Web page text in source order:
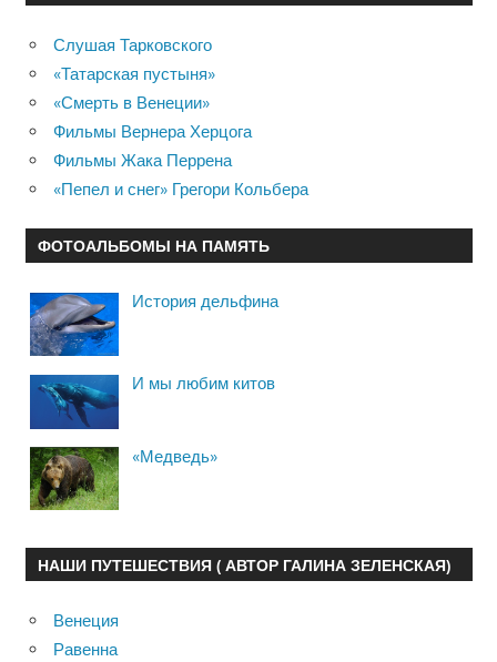
Слушая Тарковского
«Татарская пустыня»
«Смерть в Венеции»
Фильмы Вернера Херцога
Фильмы Жака Перрена
«Пепел и снег» Грегори Кольбера
ФОТОАЛЬБОМЫ НА ПАМЯТЬ
История дельфина
И мы любим китов
«Медведь»
НАШИ ПУТЕШЕСТВИЯ ( АВТОР ГАЛИНА ЗЕЛЕНСКАЯ)
Венеция
Равенна